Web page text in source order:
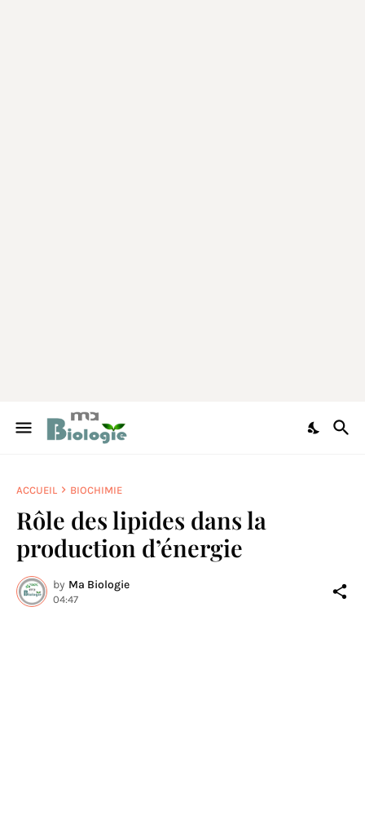
ACCUEIL BIOCHIMIE
Rôle des lipides dans la
production d’énergie
by Ma Biologie
04:47